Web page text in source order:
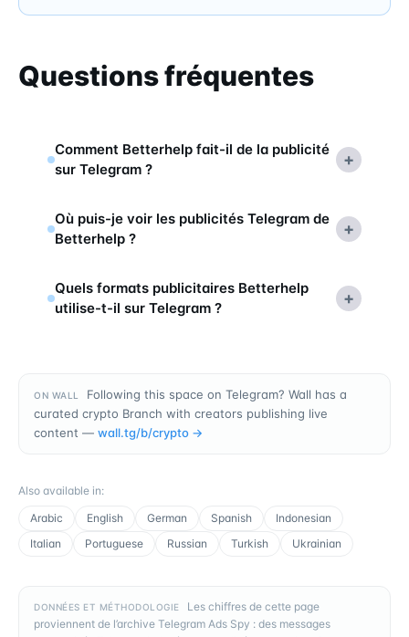
Questions fréquentes
Comment Betterhelp fait-il de la publicité
sur Telegram ?
+
Où puis-je voir les publicités Telegram de
Betterhelp ?
+
Quels formats publicitaires Betterhelp
utilise-t-il sur Telegram ?
+
ON WALL
Following this space on Telegram? Wall has a
curated crypto Branch with creators publishing live
content — wall.tg/b/crypto →
Also available in:
Arabic
English German Spanish
Indonesian
Italian
Portuguese Russian Turkish Ukrainian
DONNÉES ET MÉTHODOLOGIE
Les chiffres de cette page
proviennent de l’archive Telegram Ads Spy : des messages